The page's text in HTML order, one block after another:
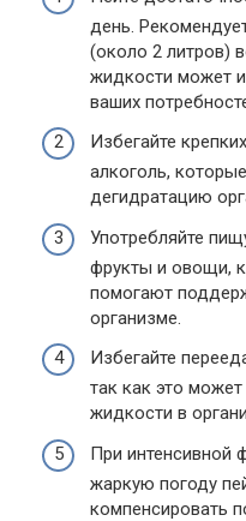
день.
(около 2 литров)
жидкости может
ваших
Избегайте
алкоголь,
дегидратацию
Употребляйте
фрукты и овощи,
помогают
организме.
Избегайте
так как это
жидкости в
При интенсивной
жаркую погоду
компенсировать